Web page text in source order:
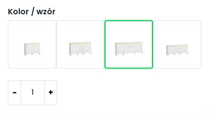
Kolor / wzór
- +